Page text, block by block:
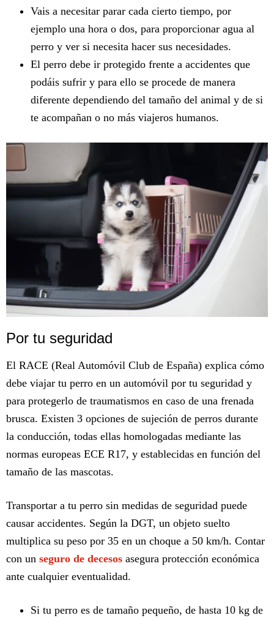
Vais a necesitar parar cada cierto tiempo, por
ejemplo una hora o dos, para proporcionar agua al
perro y ver si necesita hacer sus necesidades.
El perro debe ir protegido frente a accidentes que
podáis sufrir y para ello se procede de manera
diferente dependiendo del tamaño del animal y de si
te acompañan o no más viajeros humanos.
Por tu seguridad
El RACE (Real Automóvil Club de España) explica cómo
debe viajar tu perro en un automóvil por tu seguridad y
para protegerlo de traumatismos en caso de una frenada
brusca. Existen 3 opciones de sujeción de perros durante
la conducción, todas ellas homologadas mediante las
normas europeas ECE R17, y establecidas en función del
tamaño de las mascotas.
Transportar a tu perro sin medidas de seguridad puede
causar accidentes. Según la DGT, un objeto suelto
multiplica su peso por 35 en un choque a 50 km/h. Contar
con un seguro de decesos asegura protección económica
ante cualquier eventualidad.
Si tu perro es de tamaño pequeño, de hasta 10 kg de